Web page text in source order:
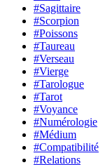
#Sagittaire
#Scorpion
#Poissons
#Taureau
#Verseau
#Vierge
#Tarologue
#Tarot
#Voyance
#Numérologie
#Médium
#Compatibilité
#Relations